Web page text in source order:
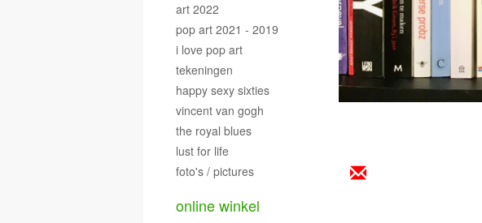
art 2022
pop art 2021 - 2019
i love pop art
tekeningen
happy sexy sixties
vincent van gogh
the royal blues
lust for life
foto's / pictures
online winkel